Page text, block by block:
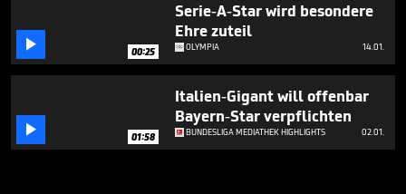
 00:25
Serie-A-Star wird besondere
Ehre zuteil
OLYMPIA 14.01.
 01:58
Italien-Gigant will offenbar
Bayern-Star verpflichten
BUNDESLIGA MEDIATHEK HIGHLIGHTS 02.01.